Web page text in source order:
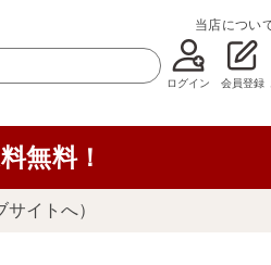
当店につい
ログイン 会員登録
無料！
イトへ）